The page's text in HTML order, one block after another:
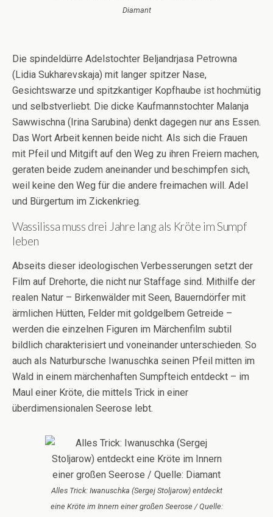
Diamant
Die spindeldürre Adelstochter Beljandrjasa Petrowna
(Lidia Sukharevskaja) mit langer spitzer Nase,
Gesichtswarze und spitzkantiger Kopfhaube ist hochmütig
und selbstverliebt. Die dicke Kaufmannstochter Malanja
Sawwischna (Irina Sarubina) denkt dagegen nur ans Essen.
Das Wort Arbeit kennen beide nicht. Als sich die Frauen
mit Pfeil und Mitgift auf den Weg zu ihren Freiern machen,
geraten beide zudem aneinander und beschimpfen sich,
weil keine den Weg für die andere freimachen will. Adel
und Bürgertum im Zickenkrieg.
Wassilissa muss drei Jahre lang als Kröte im Sumpf
leben
Abseits dieser ideologischen Verbesserungen setzt der
Film auf Drehorte, die nicht nur Staffage sind. Mithilfe der
realen Natur – Birkenwälder mit Seen, Bauerndörfer mit
ärmlichen Hütten, Felder mit goldgelbem Getreide –
werden die einzelnen Figuren im Märchenfilm subtil
bildlich charakterisiert und voneinander unterschieden. So
auch als Naturbursche Iwanuschka seinen Pfeil mitten im
Wald in einem märchenhaften Sumpfteich entdeckt – im
Maul einer Kröte, die mittels Trick in einer
überdimensionalen Seerose lebt.
Alles Trick: Iwanuschka (Sergej Stoljarow) entdeckt
eine Kröte im Innern einer großen Seerose / Quelle: